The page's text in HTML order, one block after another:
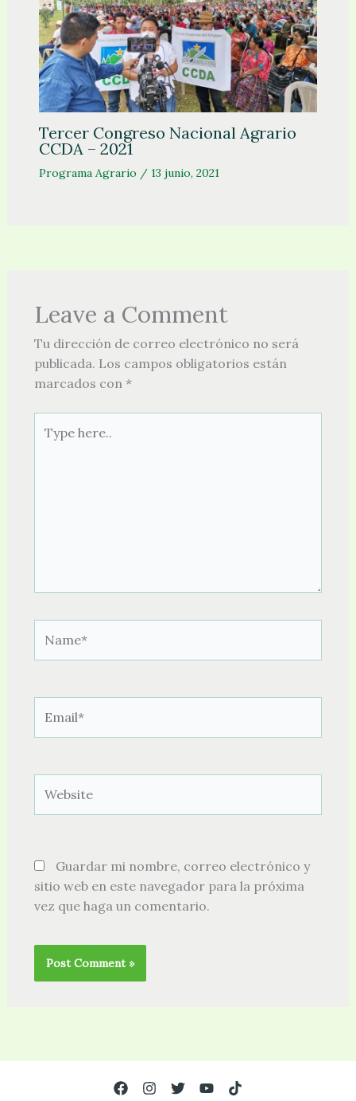
Tercer Congreso Nacional Agrario
CCDA – 2021
Programa Agrario / 13 junio, 2021
Leave a Comment
Tu dirección de correo electrónico no será
publicada. Los campos obligatorios están
marcados con *
here..
Guardar mi nombre, correo electrónico y
sitio web en este navegador para la próxima
vez que haga un comentario.